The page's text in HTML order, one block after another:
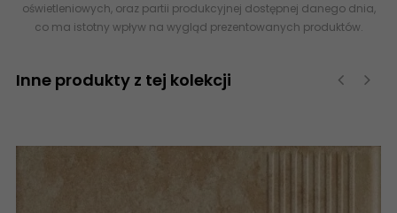
oświetleniowych, oraz partii produkcyjnej dostępnej danego dnia,
co ma istotny wpływ na wygląd prezentowanych produktów.
Inne produkty z tej kolekcji